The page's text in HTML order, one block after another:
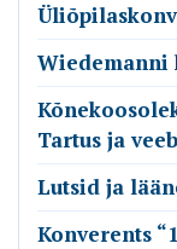
Wiedemanni
Tartus ja
Lutsid ja
Konverents